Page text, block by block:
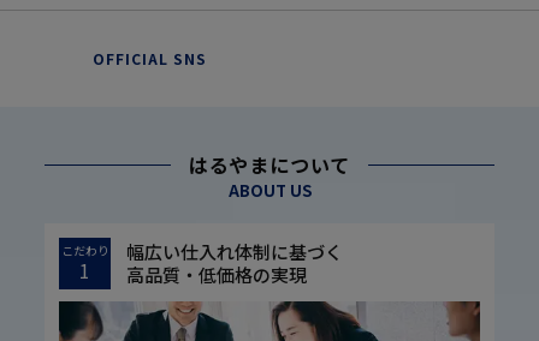
OFFICIAL SNS
はるやまについて
ABOUT US
こだわり
1
幅広い仕入れ体制に基づく
高品質・低価格の実現